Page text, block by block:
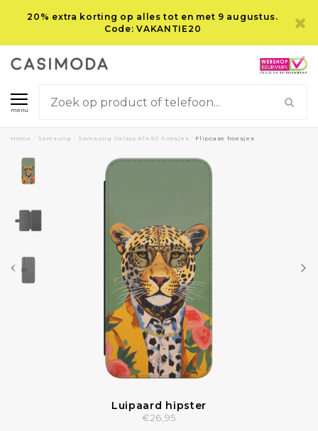
20% extra korting op alles tot en met 9 augustus.
Code: VAKANTIE20
menu
Home Samsung Samsung Galaxy A14 5G hoesjes Flipcase hoesjes
Luipaard hipster
€26,95